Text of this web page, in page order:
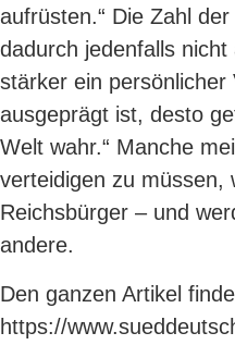
aufrüsten.“ Die Zahl
dadurch jedenfalls
stärker ein persönlicher
ausgeprägt ist, desto
Welt wahr.“ Manche
verteidigen zu müssen,
Reichsbürger – und
andere.
Den ganzen Artikel
https://